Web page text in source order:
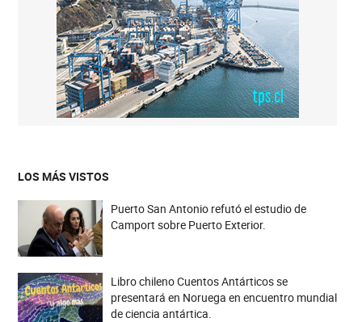
LOS MÁS VISTOS
Puerto San Antonio refutó el estudio de
Camport sobre Puerto Exterior.
Libro chileno Cuentos Antárticos se
presentará en Noruega en encuentro mundial
de ciencia antártica.